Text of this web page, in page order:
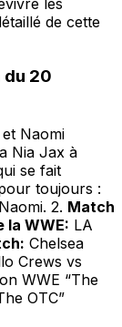
de cette
du 20
Naomi
Nia Jax à
se fait
toujours :
2. Match
la WWE: LA
Chelsea
Crews vs
WWE “The
OTC”